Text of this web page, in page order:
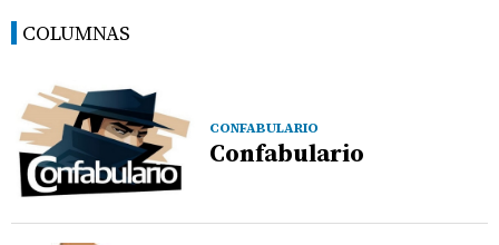
COLUMNAS
CONFABULARIO
Confabulario